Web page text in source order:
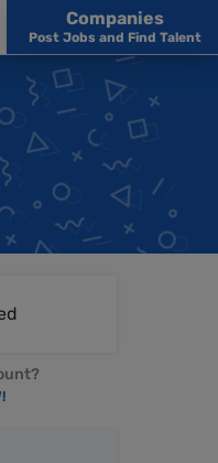
Companies
Post Jobs and Find Talent